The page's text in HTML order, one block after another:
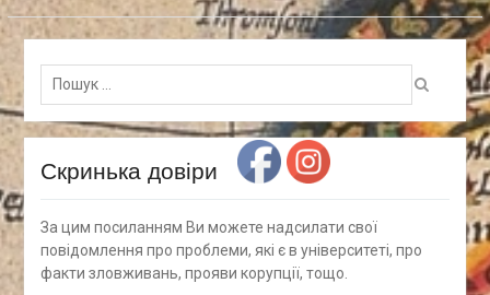
Пошук
для:
Скринька довіри
За цим посиланням Ви можете надсилати свої
повідомлення про проблеми, які є в університеті, про
факти зловживань, прояви корупції, тощо.